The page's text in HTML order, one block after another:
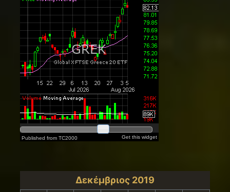
Δεκέμβριος 2019